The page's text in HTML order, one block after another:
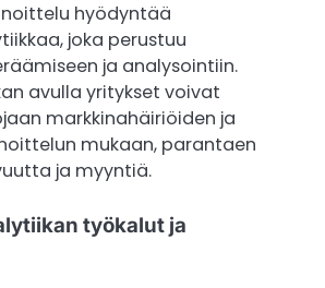
hyödyntää
joka perustuu
ja analysointiin.
avulla yritykset voivat
markkinahäiriöiden ja
mukaan, parantaen
ja myyntiä.
työkalut ja